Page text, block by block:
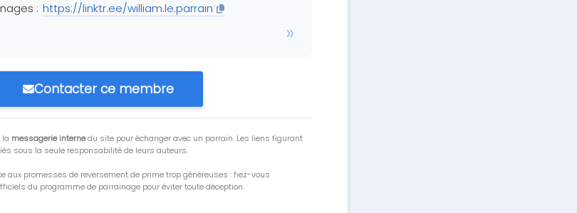
: https://linktr.ee/william.le.parrain
Contacter ce membre
la messagerie internedu site pour échanger avec un parrain. Les liens figurant
sous la seule responsabilité de leurs auteurs.
aux promesses de reversement de prime trop généreuses : fiez-vous
du programme de parrainage pour éviter toute déception.